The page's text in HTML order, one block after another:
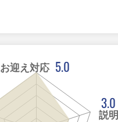
お迎え対応 5.0
3.0
説明